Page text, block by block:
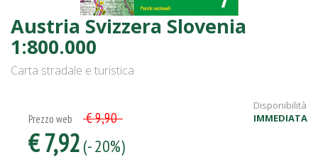
Austria Svizzera Slovenia
1:800.000
Carta stradale e turistica
Disponibilità
IMMEDIATA
Prezzo web € 9,90
€ 7,92(- 20%)